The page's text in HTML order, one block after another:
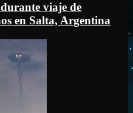
viaje de
en Salta, Argentina